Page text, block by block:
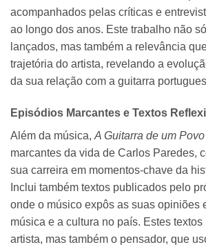
acompanhados pelas críticas e
ao longo dos anos. Este trabalho não
lançados, mas também a relevância
trajetória do artista, revelando a
da sua relação com a guitarra
Episódios Marcantes e Textos
Além da música, A Guitarra de um Povo
marcantes da vida de Carlos Paredes,
sua carreira em momentos-chave da
Inclui também textos publicados pelo
onde o músico expôs as suas opiniões
música e a cultura no país. Estes
artista, mas também o pensador, que